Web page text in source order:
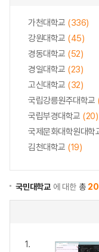
가천대학교 (336)
강원대학교 (45)
경동대학교 (52)
경일대학교 (23)
고신대학교 (32)
국립강릉원주대학교
국립부경대학교 (20)
국제문화대학원대학
김천대학교 (19)
국민대학교 에 대한 총
1.